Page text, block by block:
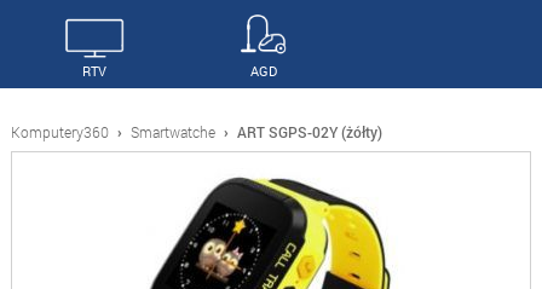
RTV AGD
Komputery360 › Smartwatche › ART SGPS-02Y (żółty)